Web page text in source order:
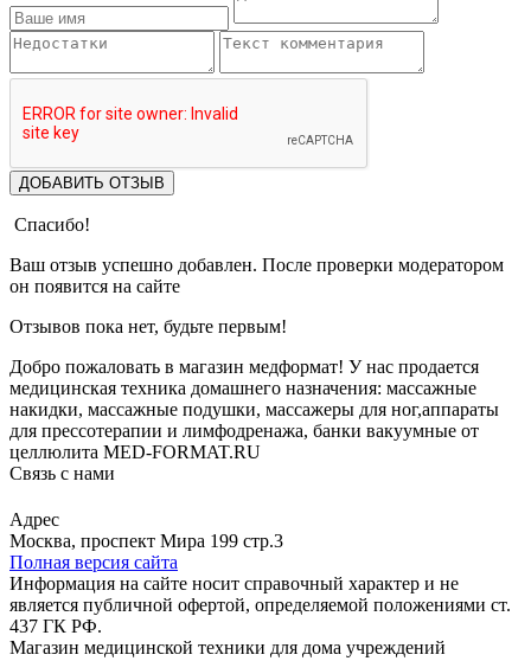
ДОБАВИТЬ ОТЗЫВ
Спасибо!
Ваш отзыв успешно добавлен. После проверки модератором
он появится на сайте
Отзывов пока нет, будьте первым!
Добро пожаловать в магазин медформат! У нас продается
медицинская техника домашнего назначения: массажные
накидки, массажные подушки, массажеры для ног,аппараты
для прессотерапии и лимфодренажа, банки вакуумные от
целлюлита MED-FORMAT.RU
Связь с нами
Адрес
Москва, проспект Мира 199 стр.3
Полная версия сайта
Информация на сайте носит справочный характер и не
является публичной офертой, определяемой положениями ст.
437 ГК РФ.
Магазин медицинской техники для дома учреждений